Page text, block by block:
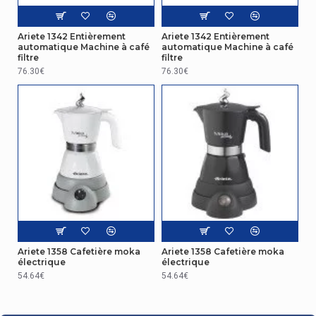
Ergonomie
Socle amovible
Matériau de la bouilloire Non pris en charge
représentation / réalisation
Type de cafetière Manuel
Réservoir de café Tasse
Capacité en tasses 4 tasses
Système Anti-calcaire
Ariete 1342 Entièrement
automatique Machine à café
filtre
76.30€
Ariete 1342 Entièrement
automatique Machine à café
filtre
76.30€
Ariete 1358 Cafetière moka
électrique
54.64€
Ariete 1358 Cafetière moka
électrique
54.64€